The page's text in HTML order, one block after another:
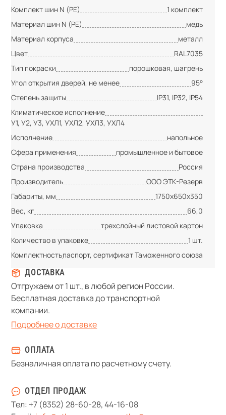
Комплект шин N (PE)
1 комплект
Материал шин N (PE)
медь
Материал корпуса
металл
Цвет
RAL7035
Тип покраски
порошковая, шагрень
Угол открытия дверей, не менее
95°
Степень защиты
IP31, IP32, IP54
Климатическое исполнение
У1, У2, У3, УХЛ1, УХЛ2, УХЛ3, УХЛ4
Исполнение
напольное
Сфера применения
промышленное и бытовое
Страна производства
Россия
Производитель
ООО ЭТК-Резерв
Габариты, мм
1750х650х350
Вес, кг
66,0
Упаковка
трехслойный листовой картон
Количество в упаковке
1 шт.
Комплектностьпаспорт, сертификат Таможенного союза
ДОСТАВКА
Отгружаем от 1 шт., в любой регион России.
Бесплатная доставка до транспортной
компании.
Подробнее о доставке
ОПЛАТА
Безналичная оплата по расчетному счету.
ОТДЕЛ ПРОДАЖ
Тел: +7 (8352) 28-60-28,44-16-08